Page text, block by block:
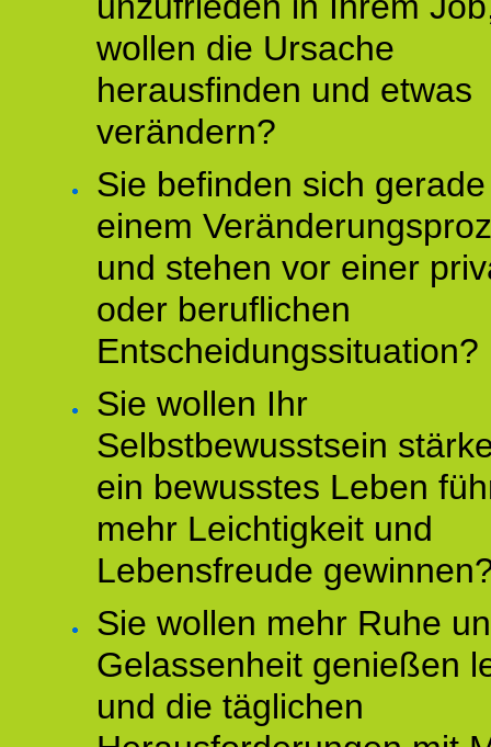
wollen die Ursache
herausfinden und etwas
verändern?
Sie befinden sich
einem
und stehen vor einer
oder beruflichen
Entscheidungssituation?
Sie wollen Ihr
Selbstbewusstsein
ein bewusstes Leben
mehr Leichtigkeit und
Lebensfreude
Sie wollen mehr Ruhe
Gelassenheit genießen
und die täglichen